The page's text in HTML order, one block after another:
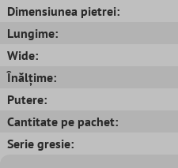
Dimensiunea pietrei:
Lungime:
Wide:
Înălțime:
Putere:
Cantitate pe pachet:
Serie gresie: